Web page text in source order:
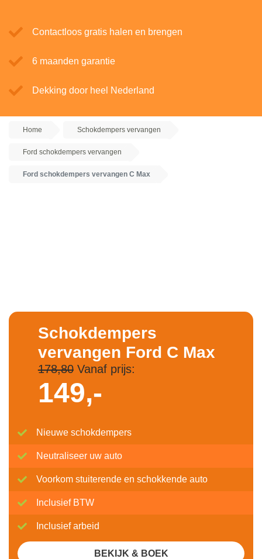
Contactloos gratis halen en brengen
6 maanden garantie
Dekking door heel Nederland
Home Schokdempers vervangen
Ford schokdempers vervangen
Ford schokdempers vervangen C Max
Schokdempers
vervangen Ford C Max
178,80Vanaf prijs:
149,-
Nieuwe schokdempers
Neutraliseer uw auto
Voorkom stuiterende en schokkende auto
Inclusief BTW
Inclusief arbeid
BEKIJK & BOEK